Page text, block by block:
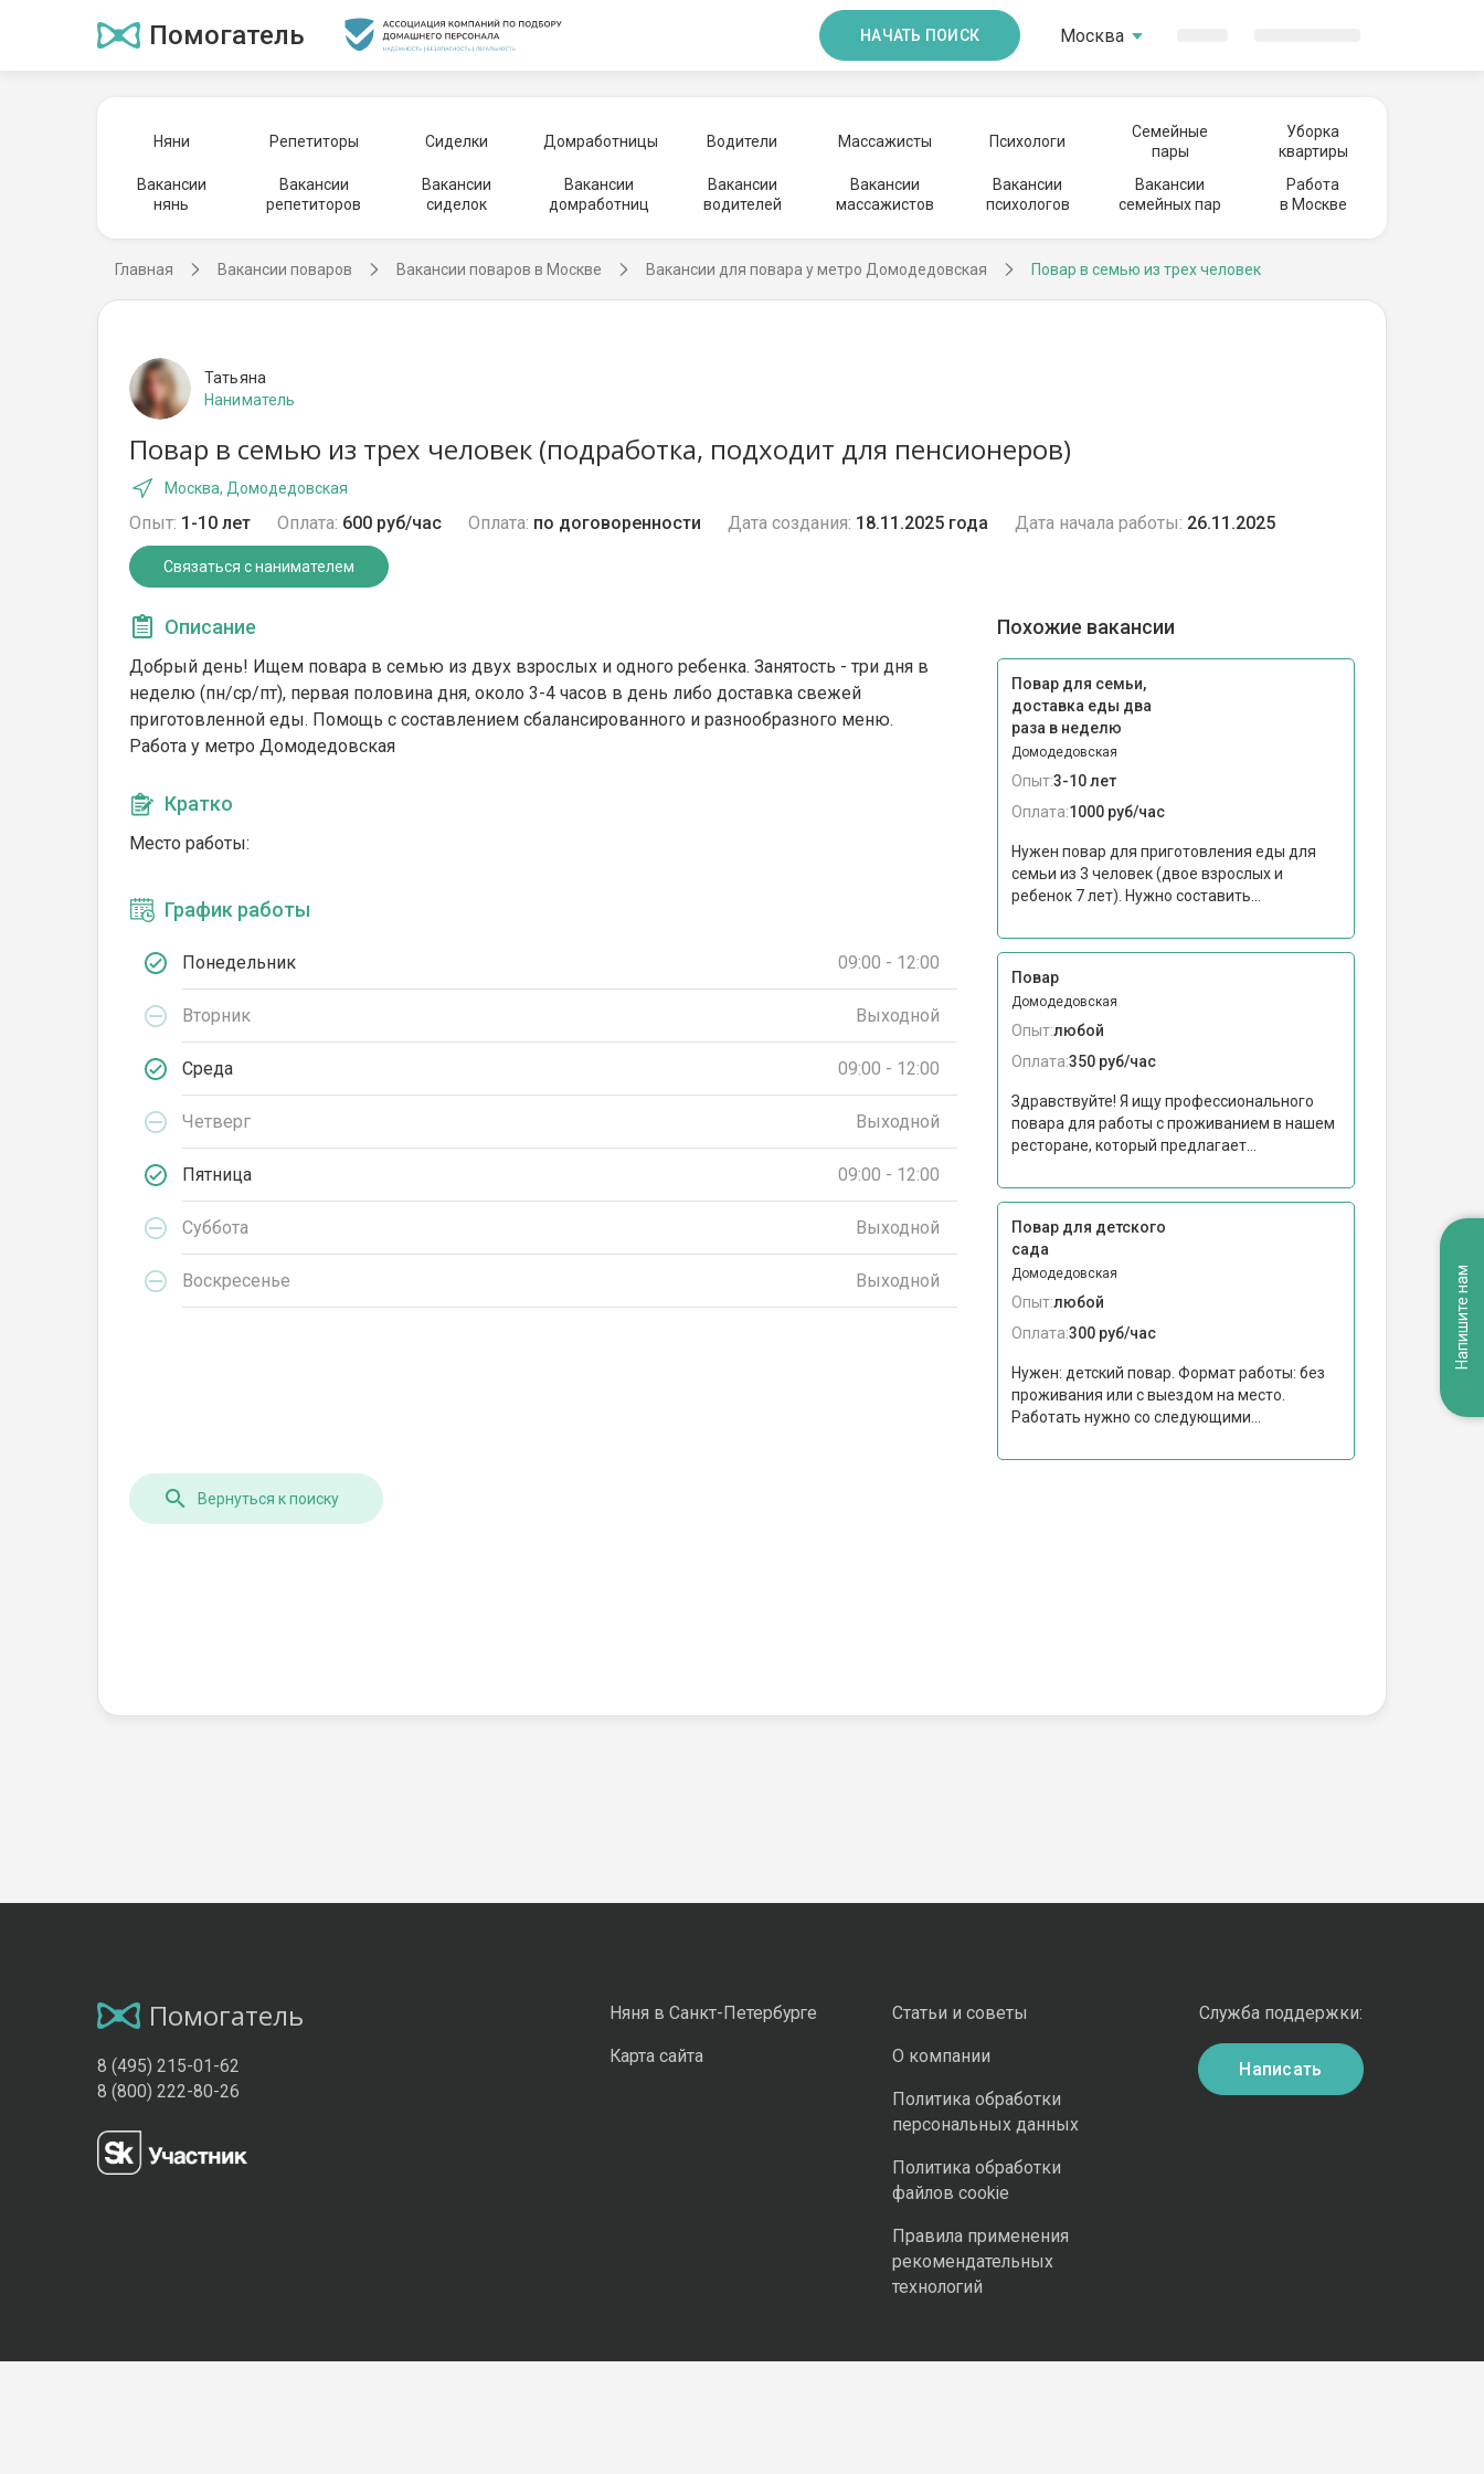
Помогатель НАЧАТЬ ПОИСК Москва
Няни Репетиторы Сиделки Домработницы Водители Массажисты Психологи
Семейные
пары
Уборка
квартиры
Вакансии
нянь
Вакансии
репетиторов
Вакансии
сиделок
Вакансии
домработниц
Вакансии
водителей
Вакансии
массажистов
Вакансии
психологов
Вакансии
семейных пар
Работа
в Москве
Главная Вакансии поваров Вакансии поваров в Москве Вакансии для повара у метро Домодедовская Повар в семью из трех человек
Татьяна
Наниматель
Повар в семью из трех человек (подработка, подходит для пенсионеров)
Москва, Домодедовская
Опыт: 1-10 лет Оплата: 600 руб/час Оплата: по договоренности Дата создания: 18.11.2025 года Дата начала работы: 26.11.2025
Связаться с нанимателем
Описание
Добрый день! Ищем повара в семью из двух взрослых и одного ребенка. Занятость - три дня в
неделю (пн/ср/пт), первая половина дня, около 3-4 часов в день либо доставка свежей
приготовленной еды. Помощь с составлением сбалансированного и разнообразного меню.
Работа у метро Домодедовская
Кратко
Место работы:
График работы
Понедельник 09:00 - 12:00
Вторник Выходной
Среда 09:00 - 12:00
Четверг Выходной
Пятница 09:00 - 12:00
Суббота Выходной
Воскресенье Выходной
Похожие вакансии
Повар для семьи,
доставка еды два
раза в неделю
Домодедовская
Опыт:3-10 лет
Оплата:1000 руб/час
Нужен повар для приготовления еды для
семьи из 3 человек (двое взрослых и
ребенок 7 лет). Нужно составить...
Повар
Домодедовская
Опыт:любой
Оплата:350 руб/час
Здравствуйте! Я ищу профессионального
повара для работы с проживанием в нашем
ресторане, который предлагает...
Повар для детского
сада
Домодедовская
Опыт:любой
Оплата:300 руб/час
Нужен: детский повар. Формат работы: без
проживания или с выездом на место.
Работать нужно со следующими...
Вернуться к поиску
Помогатель
8 (495) 215-01-62
8 (800) 222-80-26
Няня в Санкт-Петербурге
Карта сайта
Статьи и советы
О компании
Политика обработки
персональных данных
Политика обработки
файлов cookie
Правила применения
рекомендательных
технологий
Служба поддержки:
Написать
Напишите нам